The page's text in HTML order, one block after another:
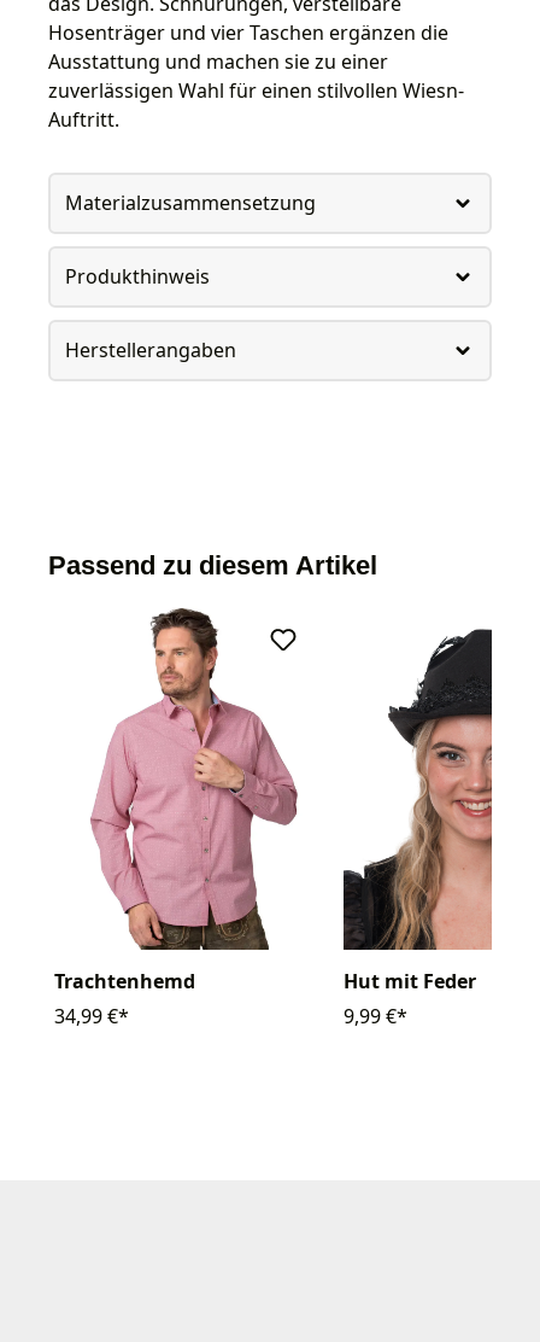
Hosenträger und vier Taschen ergänzen die
Ausstattung und machen sie zu einer
zuverlässigen Wahl für einen stilvollen Wiesn-
Auftritt.
Materialzusammensetzung
Produkthinweis
Herstellerangaben
Passend zu diesem Artikel
Trachtenhemd
34,99 €*
Hut mit Feder
9,99 €*